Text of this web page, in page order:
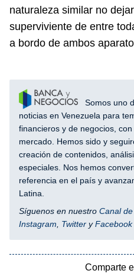
naturaleza similar no
superviviente de entre
a bordo de ambos
Somos uno
noticias en Venezuela para
financieros y de negocios,
mercado. Hemos sido y
creación de contenidos,
especiales. Nos hemos
referencia en el país y
Latina.
Síguenos en nuestro Canal
Instagram
Twitter yFacebook
Comparte